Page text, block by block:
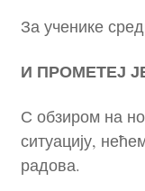
За ученике
И ПРОМЕТЕЈ
С обзиром на
ситуацију,
радова.